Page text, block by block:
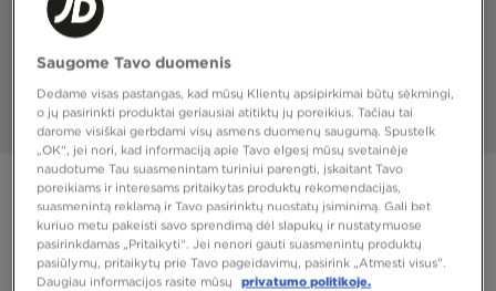
PUIKUS PASIŪLYMAS
ONLY AT JD
NIKE AIR MAX 90
Saugome Tavo duomenis
Dedame visas pastangas, kad mūsų Klientų apsipirkimai būtų sėkmingi,
o jų pasirinkti produktai geriausiai atitiktų jų poreikius. Tačiau tai
darome visiškai gerbdami visų asmens duomenų saugumą. Spustelk
„OK“, jei nori, kad informaciją apie Tavo elgesį mūsų svetainėje
naudotume Tau suasmenintam turiniui parengti, įskaitant Tavo
poreikiams ir interesams pritaikytas produktų rekomendacijas,
suasmenintą reklamą ir Tavo pasirinktų nuostatų įsiminimą. Gali bet
kuriuo metu pakeisti savo sprendimą dėl slapukų ir nustatymuose
pasirinkdamas „Pritaikyti“. Jei nenori gauti suasmenintų produktų
pasiūlymų, pritaikytų prie Tavo pageidavimų, pasirink „Atmesti visus”.
Daugiau informacijos rasite mūsų
privatumo politikoje.